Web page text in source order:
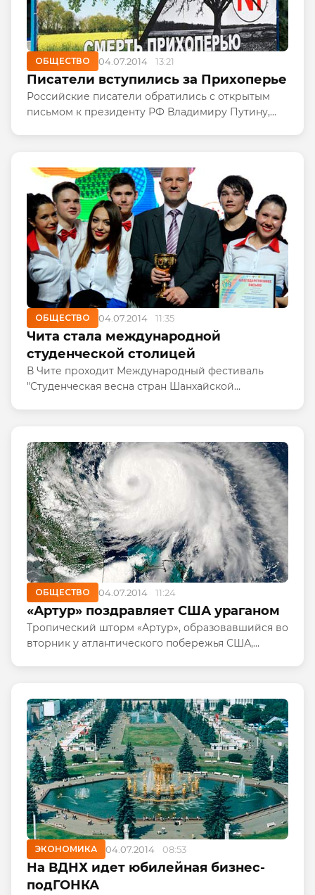
ОБЩЕСТВО 04.07.2014 13:21
Писатели вступились за Прихоперье
Российские писатели обратились с открытым
письмом к президенту РФ Владимиру Путину,
ОБЩЕСТВО 04.07.2014 11:35
Чита стала международной
студенческой столицей
В Чите проходит Международный фестиваль
"Студенческая весна стран Шанхайской
ОБЩЕСТВО 04.07.2014 11:24
«Артур» поздравляет США ураганом
Тропический шторм «Артур», образовавшийся во
вторник у атлантического побережья США,
ЭКОНОМИКА 04.07.2014 08:53
На ВДНХ идет юбилейная бизнес-
подГОНКА